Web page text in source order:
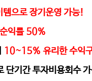
으로 장기운영 가능!
순익률 50%
10~15% 유리한 수익
단기간 투자비용회수